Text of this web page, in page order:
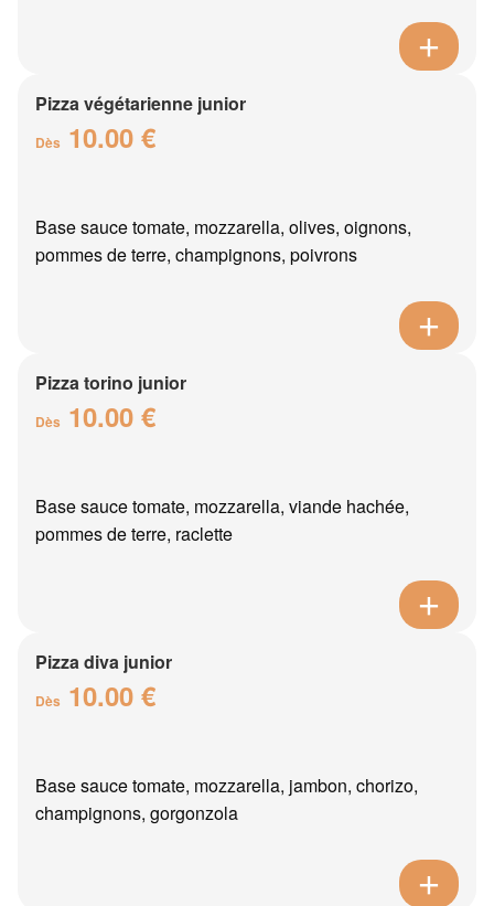
Pizza végétarienne junior
Dès 10.00 €
Base sauce tomate, mozzarella, olives, oignons,
pommes de terre, champignons, poivrons
Pizza torino junior
Dès 10.00 €
Base sauce tomate, mozzarella, viande hachée,
pommes de terre, raclette
Pizza diva junior
Dès 10.00 €
Base sauce tomate, mozzarella, jambon, chorizo,
champignons, gorgonzola